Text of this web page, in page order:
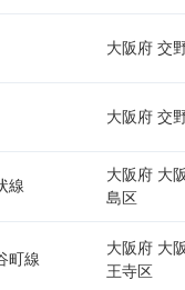
大阪府 交
大阪府 交
線
大阪府 大
島区
町線
大阪府 大
王寺区